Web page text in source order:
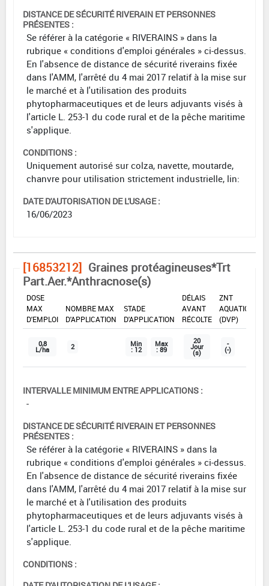
DISTANCE DE SÉCURITÉ RIVERAIN ET PERSONNES
PRÉSENTES :
Se référer à la catégorie « RIVERAINS » dans la
rubrique « conditions d'emploi générales » ci-dessus.
En l'absence de distance de sécurité riverains fixée
dans l'AMM, l'arrêté du 4 mai 2017 relatif à la mise sur
le marché et à l'utilisation des produits
phytopharmaceutiques et de leurs adjuvants visés à
l'article L. 253-1 du code rural et de la pêche maritime
s'applique.
CONDITIONS :
Uniquement autorisé sur colza, navette, moutarde,
chanvre pour utilisation strictement industrielle, lin:
DATE D'AUTORISATION DE L'USAGE :
16/06/2023
[16853212] Graines protéagineuses*Trt
Part.Aer.*Anthracnose(s)
DOSE
MAX
D'EMPLOI
NOMBRE MAX
D'APPLICATION
STADE
D'APPLICATION
DÉLAIS
AVANT
RÉCOLTE
ZNT
AQUATIQUE
(DVP)
0,8
L/ha 2 Min
: 12
Max
: 89
20
Jour
(s)
-
(-)
INTERVALLE MINIMUM ENTRE APPLICATIONS :
-
DISTANCE DE SÉCURITÉ RIVERAIN ET PERSONNES
PRÉSENTES :
Se référer à la catégorie « RIVERAINS » dans la
rubrique « conditions d'emploi générales » ci-dessus.
En l'absence de distance de sécurité riverains fixée
dans l'AMM, l'arrêté du 4 mai 2017 relatif à la mise sur
le marché et à l'utilisation des produits
phytopharmaceutiques et de leurs adjuvants visés à
l'article L. 253-1 du code rural et de la pêche maritime
s'applique.
CONDITIONS :